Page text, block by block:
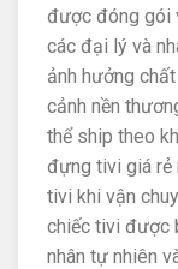
được đóng gói
các đại lý và
ảnh hưởng
cảnh nền
thể ship theo
đựng tivi giá rẻ
tivi khi vận
chiếc tivi được
nhân tự nhiên